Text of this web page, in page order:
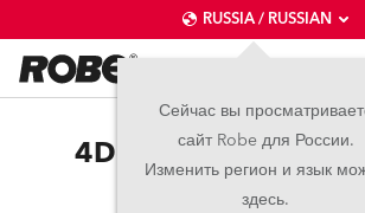
RUSSIA / RUSSIAN
Сейчас вы
сайт Robe для России.
Изменить регион и язык
здесь.
4Door™ –
шторки